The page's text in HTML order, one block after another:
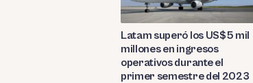
Latam superó los US$5 mil
millones en ingresos
operativos durante el
primer semestre del 2023